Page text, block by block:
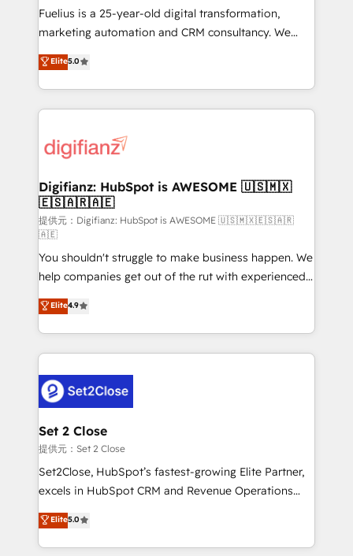
other ones listed in our profile. Our services: -
HubSpot implementation - HubSpot CMS website
is there for you to: - Grow revenue, and run your
business more efficiently - Build stronger
more people - Get the most out of your HubSpot
investment
Fuelius is a 25-year-old digital transformation,
marketing automation and CRM consultancy. We
enable mid-market and enterprise clients to
maximise their return from digital and fuel their
growth. We modernise platforms, streamline
operations that are causing inefficiencies, improve
supercharge revenue operations Key services: • CRM
Transformation / Web Development • RevOps &
Sales Consulting • Marketing Automation What
makes us different? 🚀 Top 0.5% of global HubSpot
agencies ⚙️ The strongest technical ability and
integration capabilities 💼 Consultative, long-term
partners who will embed ourselves into your
business, processes and systems 🏢 We specialise in
working with mid-market and enterprise
organisations, global organisations and those with
complex use cases 🏆 CRM Implementation,
Platform Enablement, Custom Integration and
Onboarding Accredited 🔐 ISO27001 & ISO9001
Certified
Elite5.0
Digifianz: HubSpot is AWESOME 🇺🇸🇲🇽
🇪🇸🇦🇷🇦🇪
提供元：Digifianz: HubSpot is AWESOME 🇺🇸🇲🇽🇪🇸🇦🇷
🇦🇪
You shouldn't struggle to make business happen. We
help companies get out of the rut with experienced,
process-oriented teams implementing HubSpot
Marketing, Sales, Service, CMS and Operations Hub,
so selling and actually engaging with your customers
feels easy and pain-free. We are a top ranked
and Customer First Awards, 4.9/5 rating in HubSpot
Reviews and 4.9/5 rating in Clutch Reviews. Digifianz
helps the following industries: logistics & 3PL, home
improvement & construction, branding and
commercialization, real estate, health, education,
SaaS, Software Dev & IT and consulting, make the
the United States, EU, UAE, Mexico and Latin
America. From casual user to super fan: make
Elite4.9
Set 2 Close
提供元：Set 2 Close
Set2Close, HubSpot’s fastest-growing Elite Partner,
excels in HubSpot CRM and Revenue Operations
(RevOps) services to boost B2B sales and growth.
As a top HubSpot Elite Partner, we specialize in
custom HubSpot CRM solutions. Our experts design,
Elite5.0